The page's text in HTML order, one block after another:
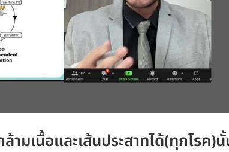
มเนื้อและเส้นประสาทได้(ทุกโรค)